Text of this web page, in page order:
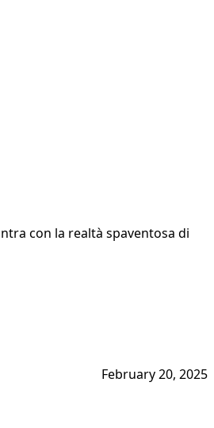
con la realtà spaventosa di
February 20, 2025